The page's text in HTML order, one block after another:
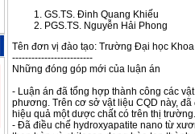
GS.TS. Đinh Quang Khiếu
PGS.TS. Nguyễn Hải Phong
Tên đơn vị đào tạo: Trường Đại học
-------------------------
Những đóng góp mới của luận án
- Luận án đã tổng hợp thành công các
phương. Trên cơ sở vật liệu CQD này,
hiệu quả một dược chất có trên thị trường.
- Đã điều chế hydroxyapatite nano từ